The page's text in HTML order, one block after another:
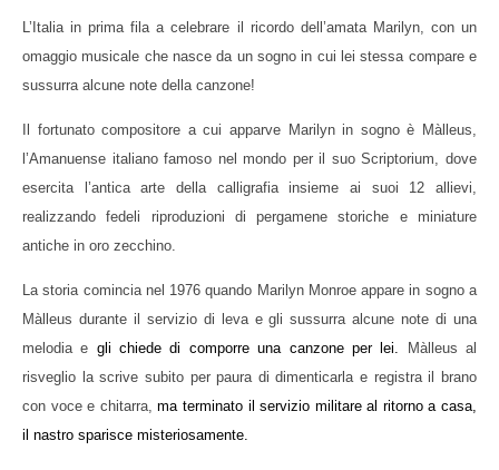
L’Italia celebra Marilyn Monroe con il brano
“Marilyn 2012”
18/07/2012
Redazione
18/
L’Italia in prima fila a celebrare il ricordo dell’amata Marilyn, con un
omaggio musicale che nasce da un sogno in cui lei stessa compare e
sussurra alcune note della canzone!
Il fortunato compositore a cui apparve Marilyn in sogno è Màlleus,
l’Amanuense italiano famoso nel mondo per il suo Scriptorium, dove
esercita l’antica arte della calligrafia insieme ai suoi 12 allievi,
realizzando fedeli riproduzioni di pergamene storiche e miniature
antiche in oro zecchino.
La storia comincia nel 1976 quando Marilyn Monroe appare in sogno a
Màlleus durante il servizio di leva e gli sussurra alcune note di una
melodia e gli chiede di comporre una canzone per lei.
Màlleus al
risveglio la scrive subito per paura di dimenticarla e registra il brano
con voce e chitarra, ma terminato il servizio militare al ritorno a casa,
il nastro sparisce misteriosamente.